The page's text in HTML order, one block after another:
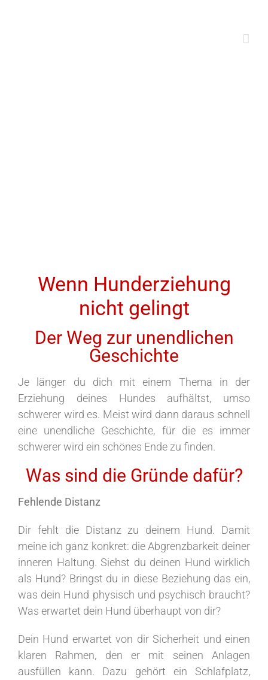
Wenn Hunderziehung
nicht gelingt
Der Weg zur unendlichen
Geschichte
Je länger du dich mit einem Thema in der
Erziehung deines Hundes aufhältst, umso
schwerer wird es. Meist wird dann daraus schnell
eine unendliche Geschichte, für die es immer
schwerer wird ein schönes Ende zu finden.
Was sind die Gründe dafür?
Fehlende Distanz
Dir fehlt die Distanz zu deinem Hund. Damit
meine ich ganz konkret: die Abgrenzbarkeit deiner
inneren Haltung. Siehst du deinen Hund wirklich
als Hund? Bringst du in diese Beziehung das ein,
was dein Hund physisch und psychisch braucht?
Was erwartet dein Hund überhaupt von dir?
Dein Hund erwartet von dir Sicherheit und einen
klaren Rahmen, den er mit seinen Anlagen
ausfüllen kann. Dazu gehört ein Schlafplatz,